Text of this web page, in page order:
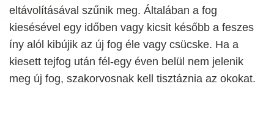
eltávolításával szűnik meg. Általában a fog
kiesésével egy időben vagy kicsit később a feszes
íny alól kibújik az új fog éle vagy csücske. Ha a
kiesett tejfog után fél-egy éven belül nem jelenik
meg új fog, szakorvosnak kell tisztáznia az okokat.